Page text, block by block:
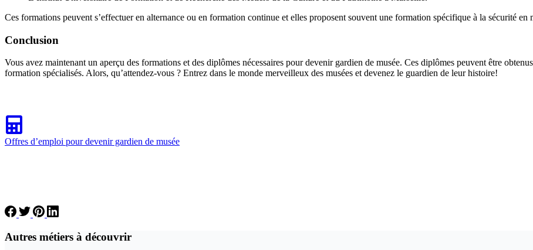
Ces formations peuvent s’effectuer en alternance ou en formation continue et elles proposent souvent une formation spécifique à la sécurité
Conclusion
Vous avez maintenant un aperçu des formations et des diplômes nécessaires pour devenir gardien de musée. Ces diplômes peuvent être
formation spécialisés. Alors, qu’attendez-vous ? Entrez dans le monde merveilleux des musées et devenez le guardien de leur histoire!
Offres d’emploi pour devenir gardien de musée
Autres métiers à découvrir